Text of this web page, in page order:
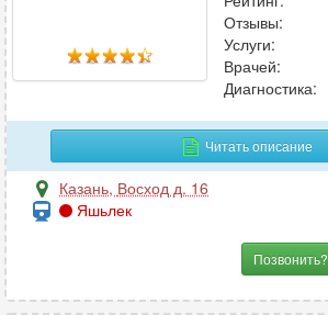
Отзывы:
Услуги:
Врачей:
Диагностика:
Читать описание
Казань, Восход д. 16
Яшьлек
Позвонить?